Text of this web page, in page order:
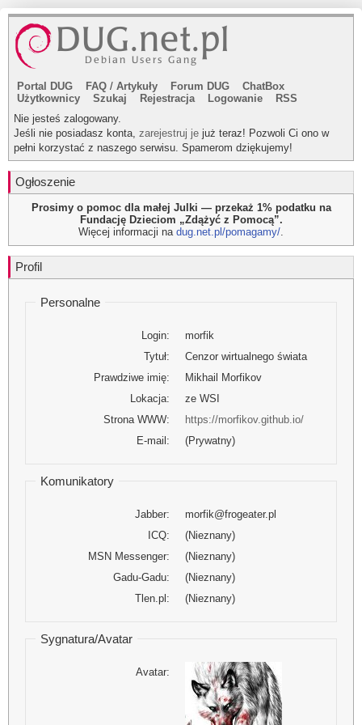
Portal DUG FAQ / Artykuły Forum DUG
ChatBox
Użytkownicy
Szukaj Rejestracja Logowanie
RSS
Nie jesteś zalogowany.
Jeśli nie posiadasz konta, zarejestruj je już teraz! Pozwoli Ci ono w
pełni korzystać z naszego serwisu. Spamerom dziękujemy!
Ogłoszenie
Prosimy o pomoc dla małej Julki — przekaż 1% podatku na
Fundację Dzieciom „Zdążyć z Pomocą”.
Więcej informacji na dug.net.pl/pomagamy/.
Profil
Personalne
Login:
morfik
Tytuł:
Cenzor wirtualnego świata
Prawdziwe imię:
Mikhail Morfikov
Lokacja:
ze WSI
Strona WWW:
https://morfikov.github.io/
E-mail:
(Prywatny)
Komunikatory
Jabber:
morfik@frogeater.pl
ICQ:
(Nieznany)
MSN Messenger:
(Nieznany)
Gadu-Gadu:
(Nieznany)
Tlen.pl:
(Nieznany)
Sygnatura/Avatar
Avatar: